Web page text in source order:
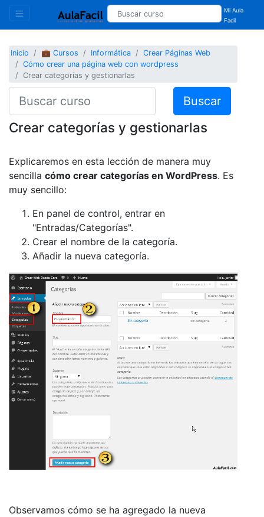
Mi Aula
Facil
Inicio 💼 Cursos Informática
Crear Páginas Web
Cómo crear una página web con wordpress
Crear categorías y gestionarlas
Buscar
Crear categorías y gestionarlas
Explicaremos en esta lección de manera muy
sencilla cómo crear categorías en WordPress. Es
muy sencillo:
En panel de control, entrar en
"Entradas/Categorías".
Crear el nombre de la categoría.
Añadir la nueva categoría.
Observamos cómo se ha agregado la nueva